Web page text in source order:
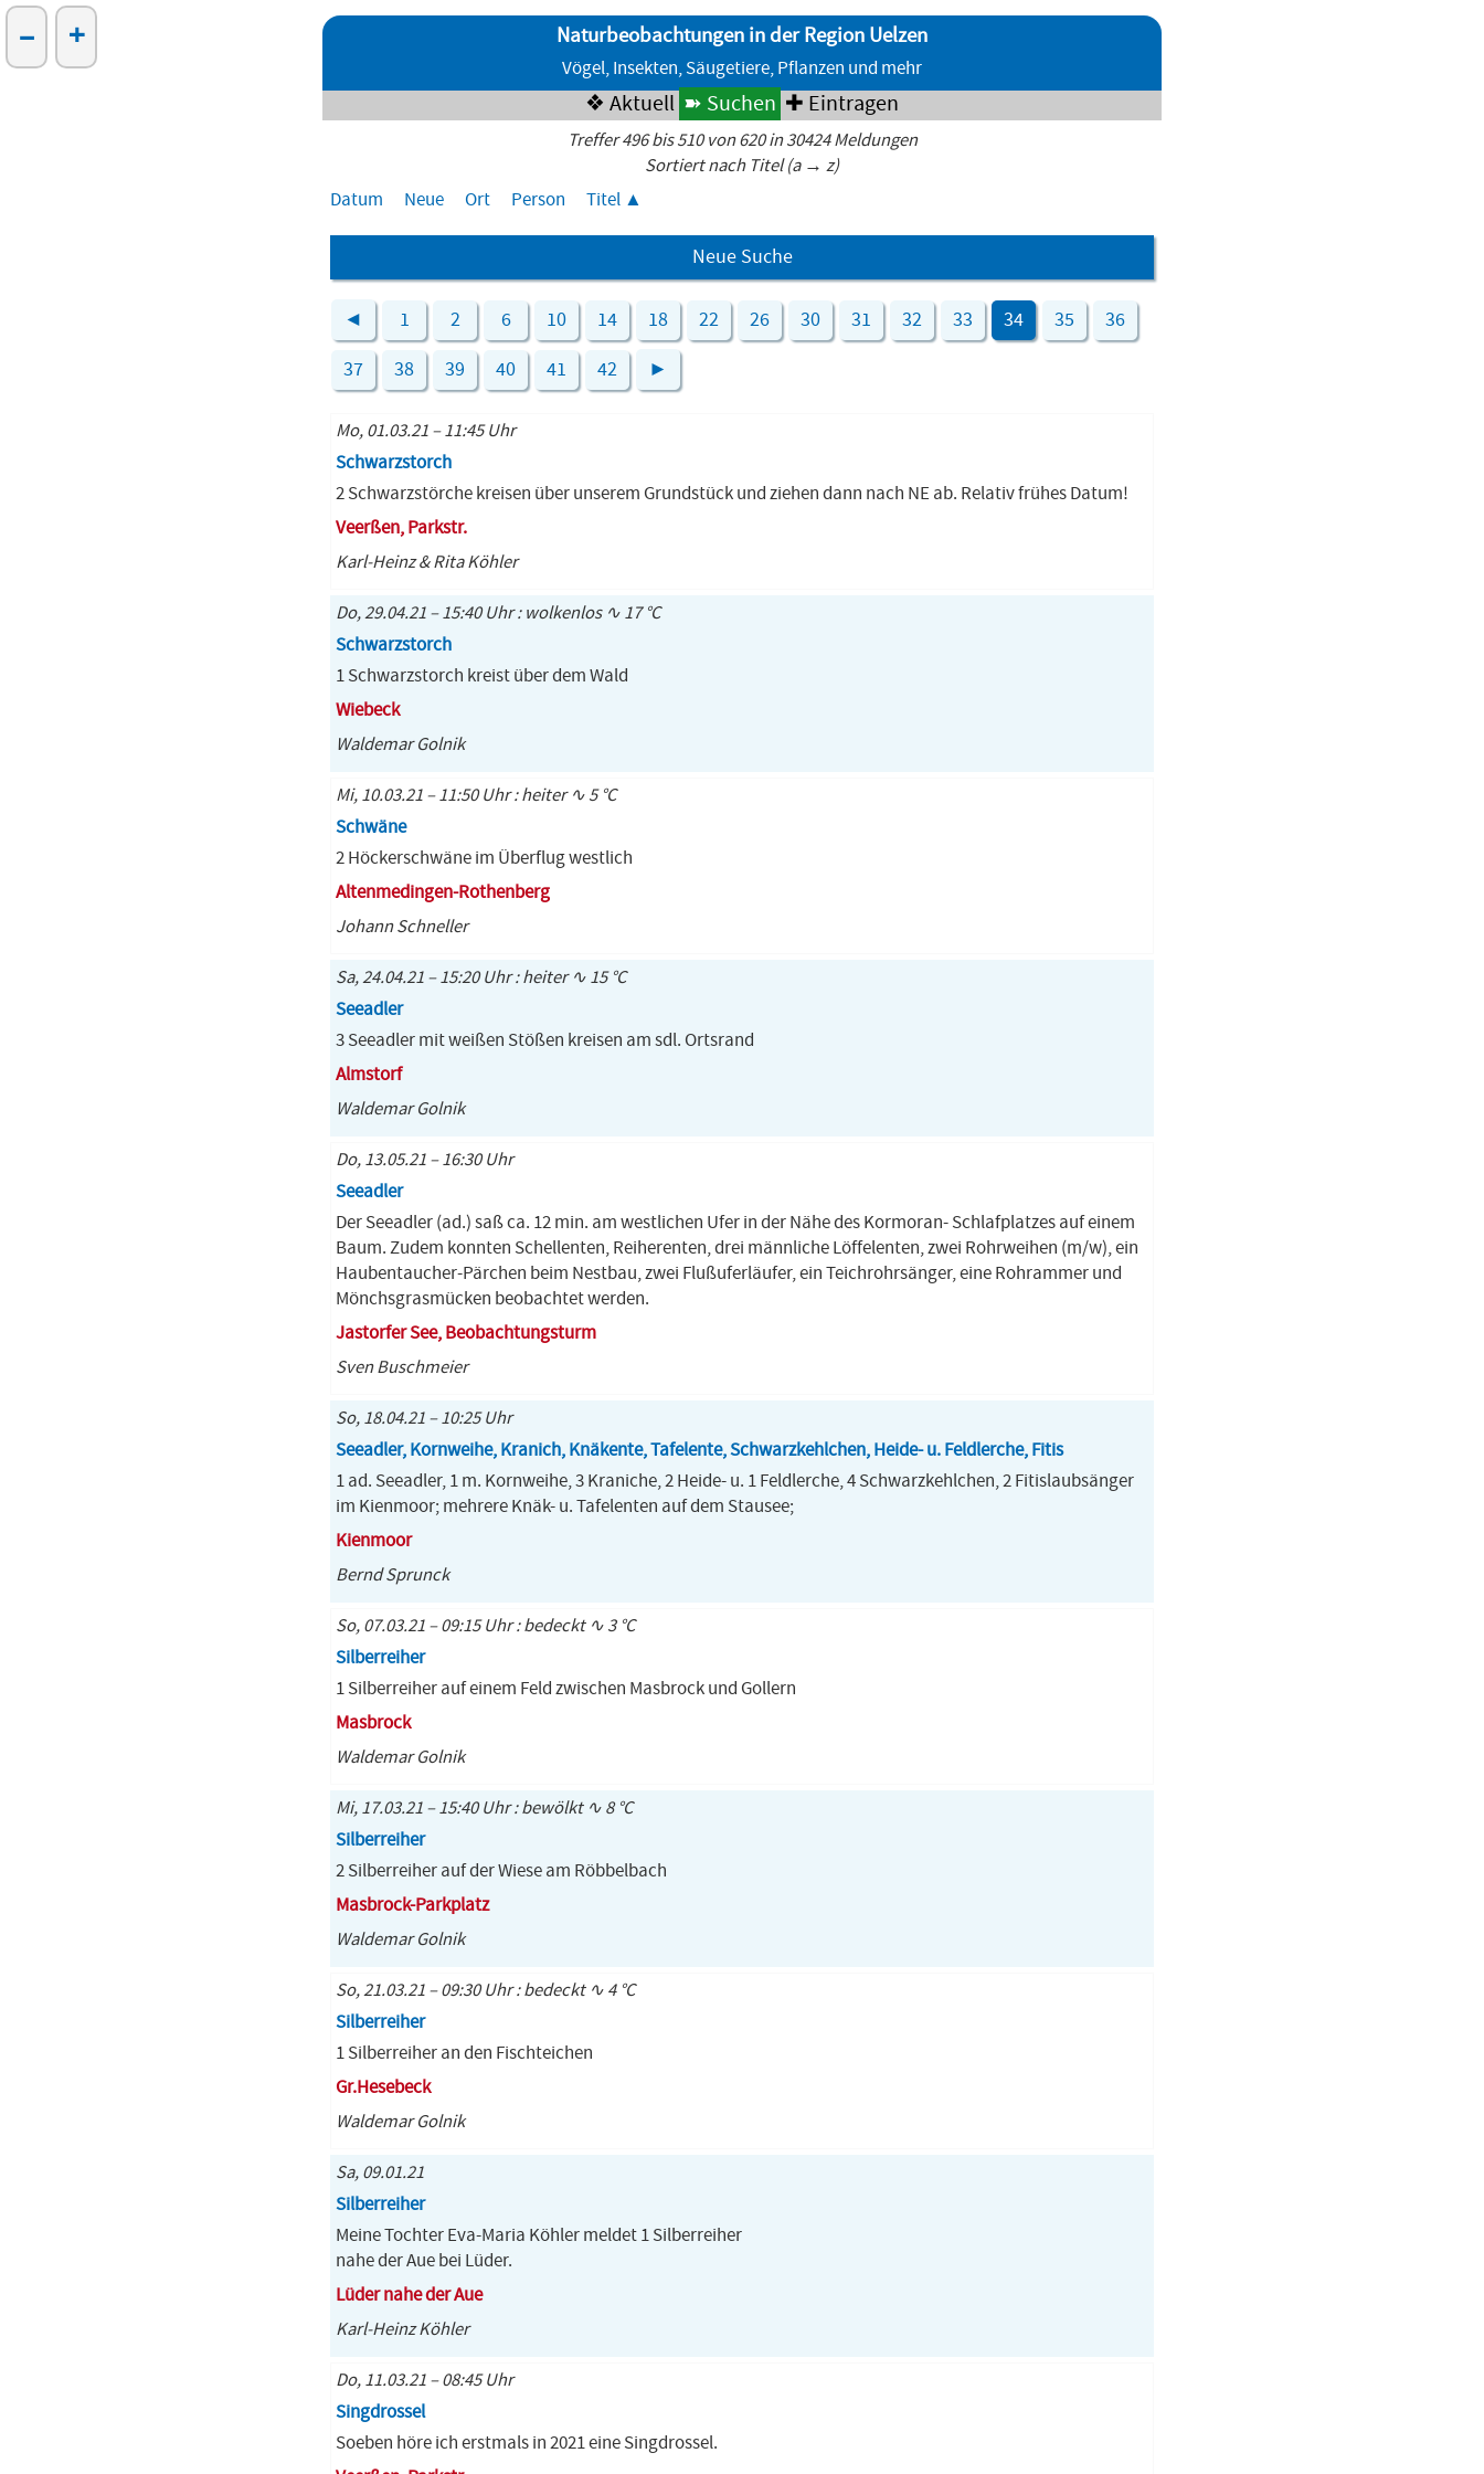
Naturbeobachtungen in der Region Uelzen
Vögel, Insekten, Säugetiere, Pflanzen und mehr
❖ Aktuell ➽ Suchen ✚ Eintragen
Treffer 496 bis 510 von 620 in 30424 Meldungen
Sortiert nach Titel (a → z)
Datum
Neue Ort Person Titel
Neue Suche
◄ 1 2 6 10 14 18 22 26 30 31 32 33 34 35 36
37 38 39 40 41 42 ►
Mo, 01.03.21 – 11:45 Uhr
Schwarzstorch
2 Schwarzstörche kreisen über unserem Grundstück und ziehen dann nach NE ab. Relativ frühes Datum!
Veerßen, Parkstr.
Karl-Heinz & Rita Köhler
Do, 29.04.21 – 15:40 Uhr : wolkenlos ∿ 17 °C
Schwarzstorch
1 Schwarzstorch kreist über dem Wald
Wiebeck
Waldemar Golnik
Mi, 10.03.21 – 11:50 Uhr : heiter ∿ 5 °C
Schwäne
2 Höckerschwäne im Überflug westlich
Altenmedingen-Rothenberg
Johann Schneller
Sa, 24.04.21 – 15:20 Uhr : heiter ∿ 15 °C
Seeadler
3 Seeadler mit weißen Stößen kreisen am sdl. Ortsrand
Almstorf
Waldemar Golnik
Do, 13.05.21 – 16:30 Uhr
Seeadler
Der Seeadler (ad.) saß ca. 12 min. am westlichen Ufer in der Nähe des Kormoran- Schlafplatzes auf einem
Baum. Zudem konnten Schellenten, Reiherenten, drei männliche Löffelenten, zwei Rohrweihen (m/w), ein
Haubentaucher-Pärchen beim Nestbau, zwei Flußuferläufer, ein Teichrohrsänger, eine Rohrammer und
Mönchsgrasmücken beobachtet werden.
Jastorfer See, Beobachtungsturm
Sven Buschmeier
So, 18.04.21 – 10:25 Uhr
Seeadler, Kornweihe, Kranich, Knäkente, Tafelente, Schwarzkehlchen, Heide- u. Feldlerche, Fitis
1 ad. Seeadler, 1 m. Kornweihe, 3 Kraniche, 2 Heide- u. 1 Feldlerche, 4 Schwarzkehlchen, 2 Fitislaubsänger
im Kienmoor; mehrere Knäk- u. Tafelenten auf dem Stausee;
Kienmoor
Bernd Sprunck
So, 07.03.21 – 09:15 Uhr : bedeckt ∿ 3 °C
Silberreiher
1 Silberreiher auf einem Feld zwischen Masbrock und Gollern
Masbrock
Waldemar Golnik
Mi, 17.03.21 – 15:40 Uhr : bewölkt ∿ 8 °C
Silberreiher
2 Silberreiher auf der Wiese am Röbbelbach
Masbrock-Parkplatz
Waldemar Golnik
So, 21.03.21 – 09:30 Uhr : bedeckt ∿ 4 °C
Silberreiher
1 Silberreiher an den Fischteichen
Gr.Hesebeck
Waldemar Golnik
Sa, 09.01.21
Silberreiher
Meine Tochter Eva-Maria Köhler meldet 1 Silberreiher
nahe der Aue bei Lüder.
Lüder nahe der Aue
Karl-Heinz Köhler
Do, 11.03.21 – 08:45 Uhr
Singdrossel
Soeben höre ich erstmals in 2021 eine Singdrossel.
– +